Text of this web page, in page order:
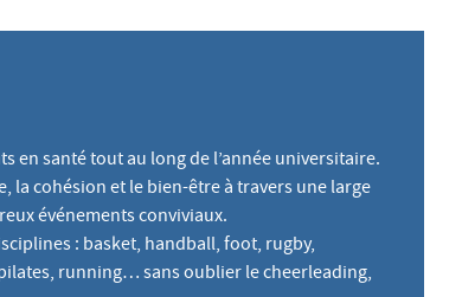
en santé tout au long de l’année universitaire.
la cohésion et le bien-être à travers une large
événements conviviaux.
: basket, handball, foot, rugby,
running… sans oublier le cheerleading,